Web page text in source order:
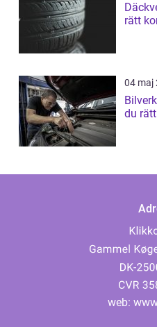
rätt
04 maj
du
web: